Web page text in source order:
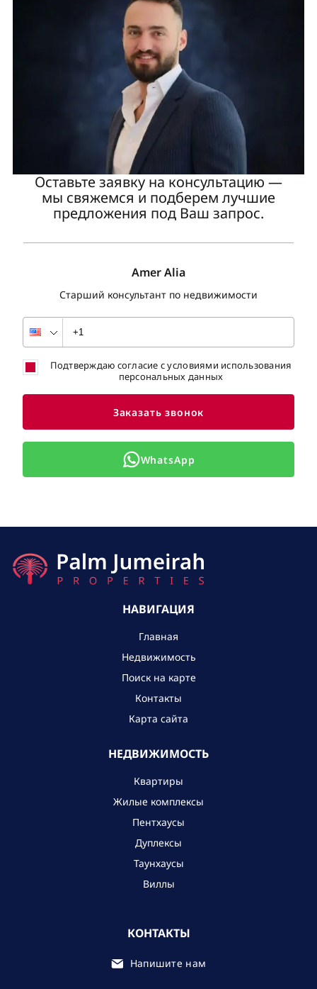
Оставьте заявку на консультацию —
мы свяжемся и подберем лучшие
предложения под Ваш запрос.
Amer Alia
Старший консультант по недвижимости
Подтверждаю согласие с условиями использования
персональных данных
Заказать звонок
WhatsApp
НАВИГАЦИЯ
Главная
Недвижимость
Поиск на карте
Контакты
Карта сайта
НЕДВИЖИМОСТЬ
Квартиры
Жилые комплексы
Пентхаусы
Дуплексы
Таунхаусы
Виллы
КОНТАКТЫ
Напишите нам